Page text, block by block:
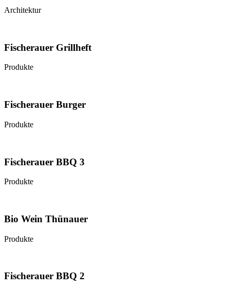
Architektur
Fischerauer Grillheft
Produkte
Fischerauer Burger
Produkte
Fischerauer BBQ 3
Produkte
Bio Wein Thünauer
Produkte
Fischerauer BBQ 2